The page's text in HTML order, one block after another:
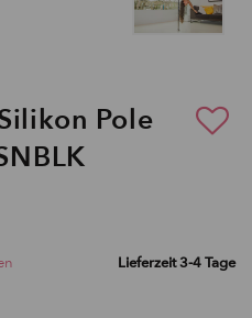
Pole
Lieferzeit 3-4 Tage